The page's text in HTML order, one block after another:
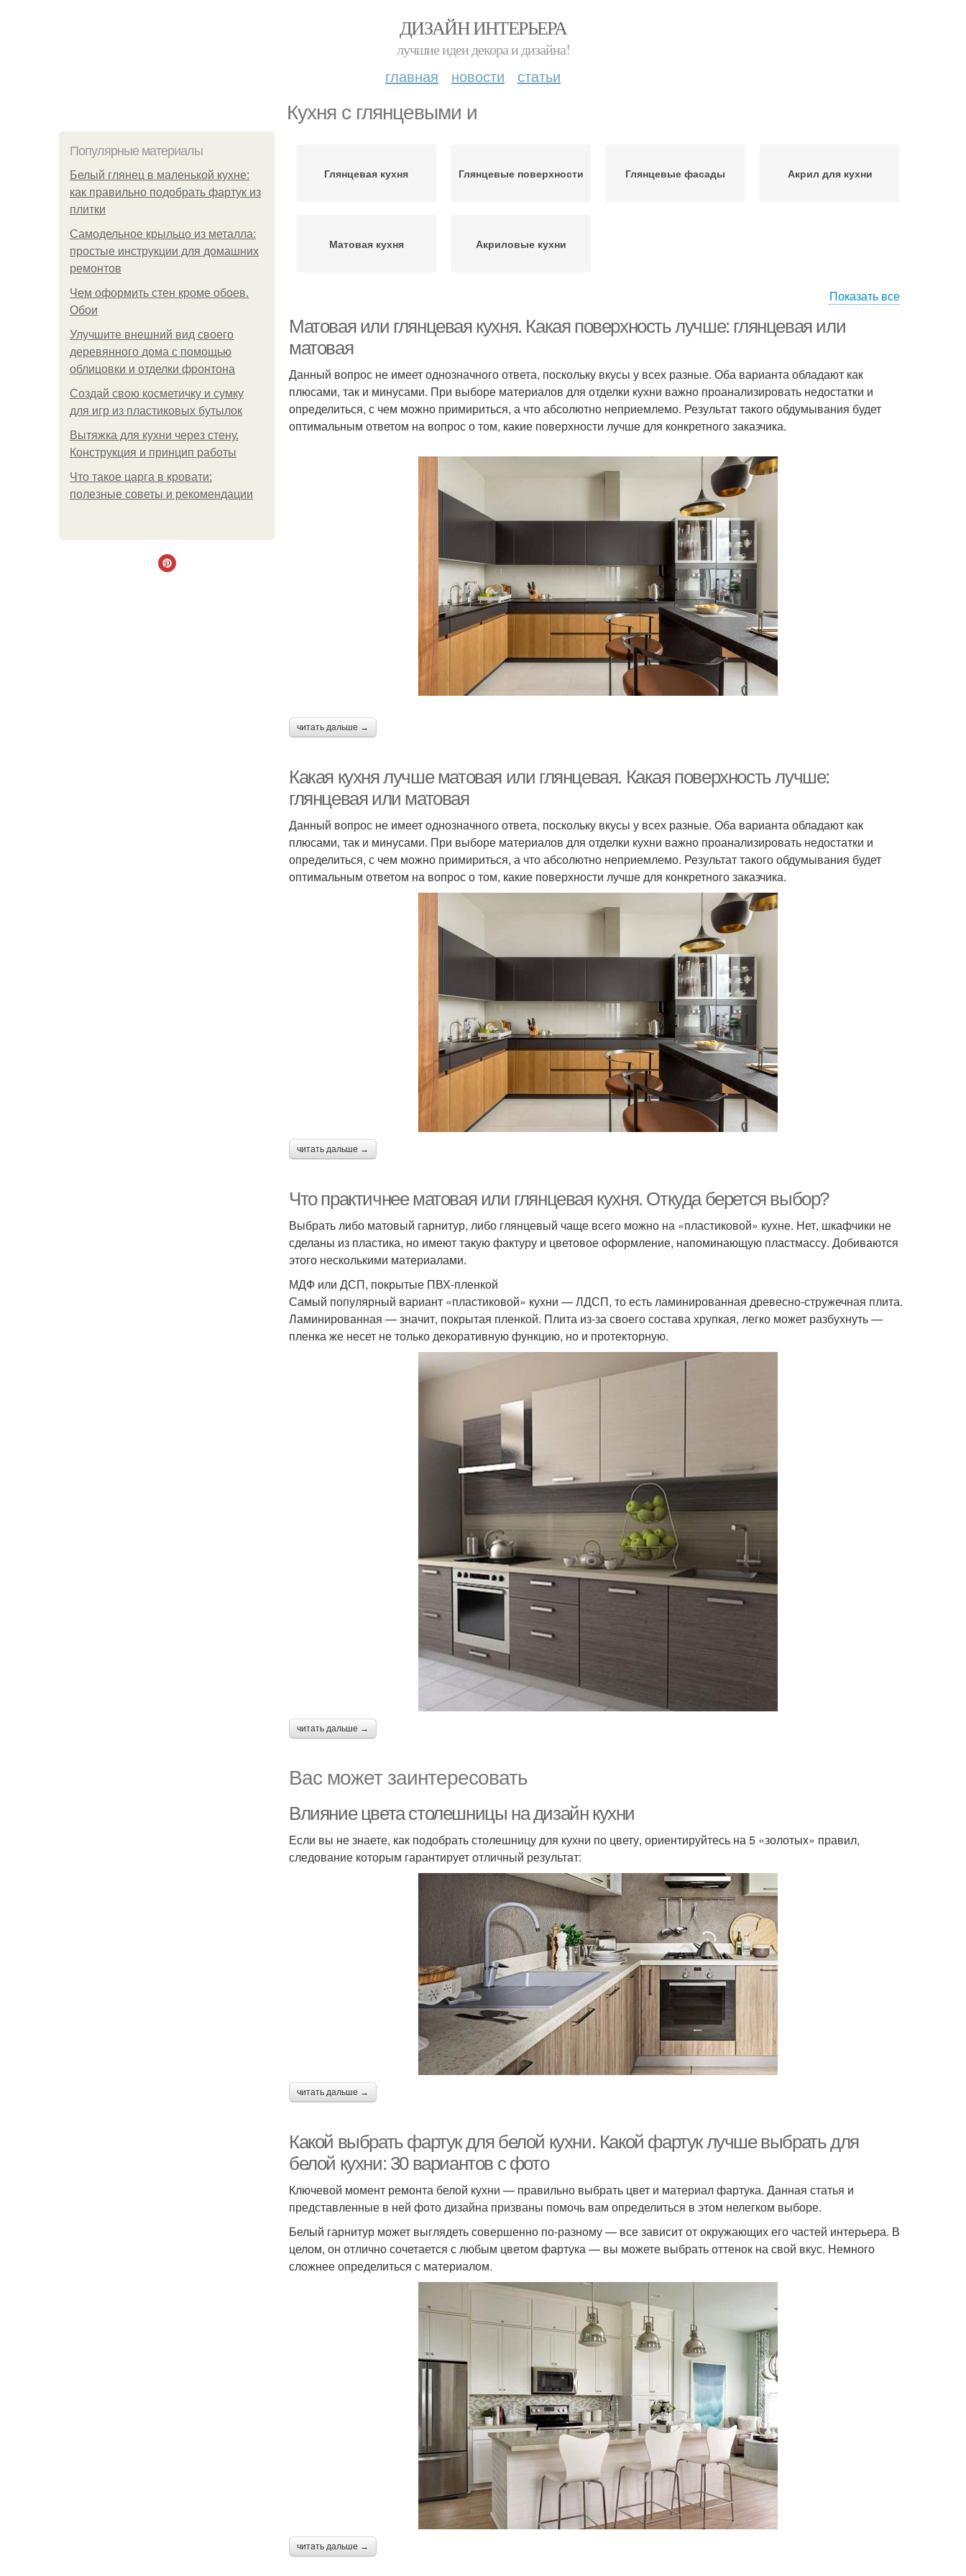
ДИЗАЙН ИНТЕРЬЕРА
лучшие идеи декора и дизайна!
главная новости статьи
Кухня с глянцевыми и
Популярные материалы
Белый глянец в маленькой кухне:
как правильно подобрать фартук из
плитки
Самодельное крыльцо из металла:
простые инструкции для домашних
ремонтов
Чем оформить стен кроме обоев.
Обои
Улучшите внешний вид своего
деревянного дома с помощью
облицовки и отделки фронтона
Создай свою косметичку и сумку
для игр из пластиковых бутылок
Вытяжка для кухни через стену.
Конструкция и принцип работы
Что такое царга в кровати:
полезные советы и рекомендации
Глянцевая кухня Глянцевые поверхности Глянцевые фасады Акрил для кухни
Матовая кухня Акриловые кухни
Показать все
Матовая или глянцевая кухня. Какая поверхность лучше: глянцевая или
матовая
Данный вопрос не имеет однозначного ответа, поскольку вкусы у всех разные. Оба варианта обладают как
плюсами, так и минусами. При выборе материалов для отделки кухни важно проанализировать недостатки и
определиться, с чем можно примириться, а что абсолютно неприемлемо. Результат такого обдумывания будет
оптимальным ответом на вопрос о том, какие поверхности лучше для конкретного заказчика.
читать дальше →
Какая кухня лучше матовая или глянцевая. Какая поверхность лучше:
глянцевая или матовая
Данный вопрос не имеет однозначного ответа, поскольку вкусы у всех разные. Оба варианта обладают как
плюсами, так и минусами. При выборе материалов для отделки кухни важно проанализировать недостатки и
определиться, с чем можно примириться, а что абсолютно неприемлемо. Результат такого обдумывания будет
оптимальным ответом на вопрос о том, какие поверхности лучше для конкретного заказчика.
читать дальше →
Что практичнее матовая или глянцевая кухня. Откуда берется выбор?
Выбрать либо матовый гарнитур, либо глянцевый чаще всего можно на «пластиковой» кухне. Нет, шкафчики не
сделаны из пластика, но имеют такую фактуру и цветовое оформление, напоминающую пластмассу. Добиваются
этого несколькими материалами.
МДФ или ДСП, покрытые ПВХ-пленкой
Самый популярный вариант «пластиковой» кухни — ЛДСП, то есть ламинированная древесно-стружечная плита.
Ламинированная — значит, покрытая пленкой. Плита из-за своего состава хрупкая, легко может разбухнуть —
пленка же несет не только декоративную функцию, но и протекторную.
читать дальше →
Вас может заинтересовать
Влияние цвета столешницы на дизайн кухни
Если вы не знаете, как подобрать столешницу для кухни по цвету, ориентируйтесь на 5 «золотых» правил,
следование которым гарантирует отличный результат:
читать дальше →
Какой выбрать фартук для белой кухни. Какой фартук лучше выбрать для
белой кухни: 30 вариантов с фото
Ключевой момент ремонта белой кухни — правильно выбрать цвет и материал фартука. Данная статья и
представленные в ней фото дизайна призваны помочь вам определиться в этом нелегком выборе.
Белый гарнитур может выглядеть совершенно по-разному — все зависит от окружающих его частей интерьера. В
целом, он отлично сочетается с любым цветом фартука — вы можете выбрать оттенок на свой вкус. Немного
сложнее определиться с материалом.
читать дальше →